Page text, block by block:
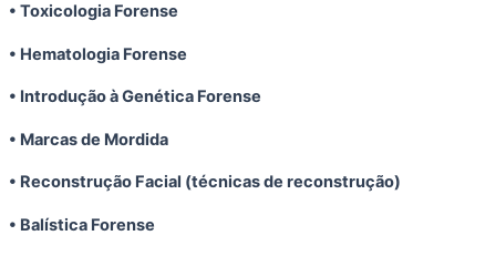
• Toxicologia Forense
• Hematologia Forense
• Introdução à Genética Forense
• Marcas de Mordida
• Reconstrução Facial (técnicas de reconstrução)
• Balística Forense